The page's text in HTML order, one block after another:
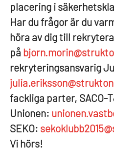
placering i
Har du frågor är du
höra av dig till
på
rekryteringsansvarig
fackliga parter, SACO-
Unionen:
SEKO:
Vi hörs!